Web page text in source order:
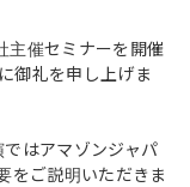
主催セミナーを開催
御礼を申し上げま
はアマゾンジャパ
をご説明いただきま